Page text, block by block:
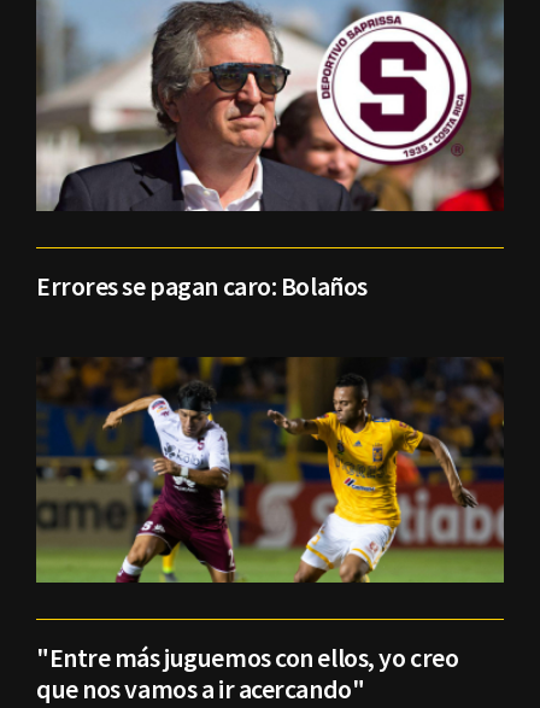
Errores se pagan caro: Bolaños
"Entre más juguemos con ellos, yo creo
que nos vamos a ir acercando"